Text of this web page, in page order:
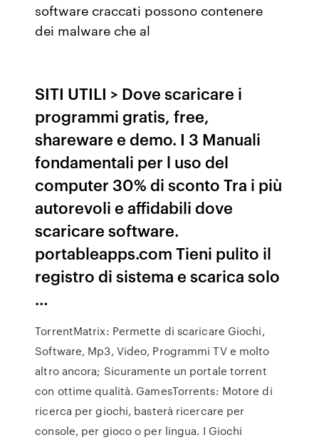
software craccati possono contenere
dei malware che al
SITI UTILI > Dove scaricare i
programmi gratis, free,
shareware e demo. I 3 Manuali
fondamentali per l uso del
computer 30% di sconto Tra i più
autorevoli e affidabili dove
scaricare software.
portableapps.com Tieni pulito il
registro di sistema e scarica solo
…
TorrentMatrix: Permette di scaricare Giochi,
Software, Mp3, Video, Programmi TV e molto
altro ancora; Sicuramente un portale torrent
con ottime qualità. GamesTorrents: Motore di
ricerca per giochi, basterà ricercare per
console, per gioco o per lingua. I Giochi